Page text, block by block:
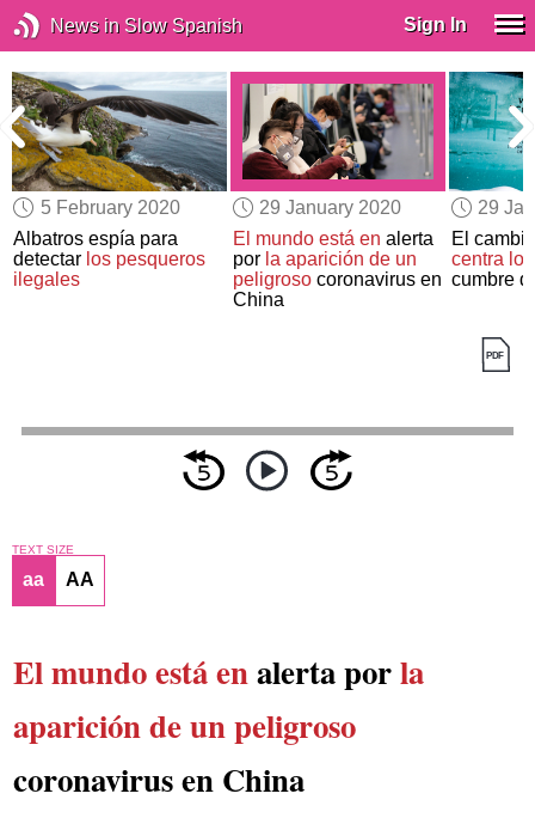
News in Slow Spanish Sign In
5 February 2020
Albatros espía para
detectar los pesqueros
ilegales
29 January 2020
El mundo está en alerta
por la aparición de un
peligrosocoronavirus en
China
29
El
centra los
cumbre
TEXT SIZE
aa AA
El mundo está enalerta porla
aparición de un peligroso
coronavirus en China